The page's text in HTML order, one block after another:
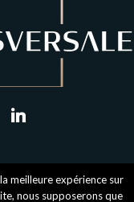
linkedin
meilleure expérience sur
nous supposerons que